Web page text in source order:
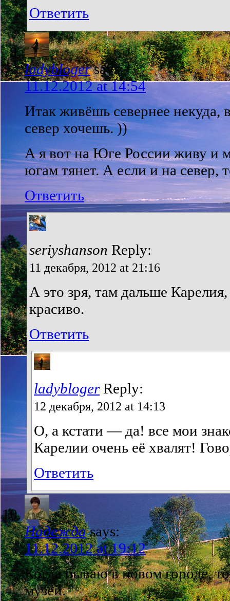
Ответить
ladybloger says:
11.12.2012 at 14:54
Итак живёшь севернее некуда,
север хочешь. ))
А я вот на Юге России живу и
югам тянет. А если и на север,
Ответить
seriyshanson Reply:
11 декабря, 2012 at 21:16
А это зря, там дальше
красиво.
Ответить
ladyblogerReply:
12 декабря, 2012 at 14:13
О, а кстати — да! все мои
Карелии очень её хвалят!
Ответить
Надежда says:
11.12.2012 at 19:12
Когда бываю в новом городе,
музей.